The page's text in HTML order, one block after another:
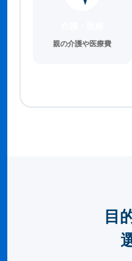
親の介護や医療費
目